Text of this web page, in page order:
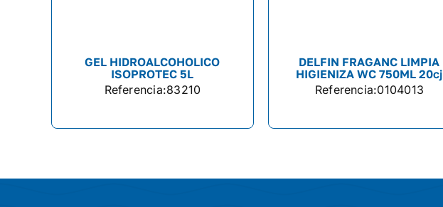
GEL HIDROALCOHOLICO
ISOPROTEC 5L
Referencia:83210
DELFIN FRAGANC LIMPIA
HIGIENIZA WC 750ML 20cj
Referencia:0104013